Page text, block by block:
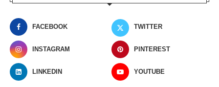
FACEBOOK TWITTER
INSTAGRAM PINTEREST
LINKEDIN YOUTUBE